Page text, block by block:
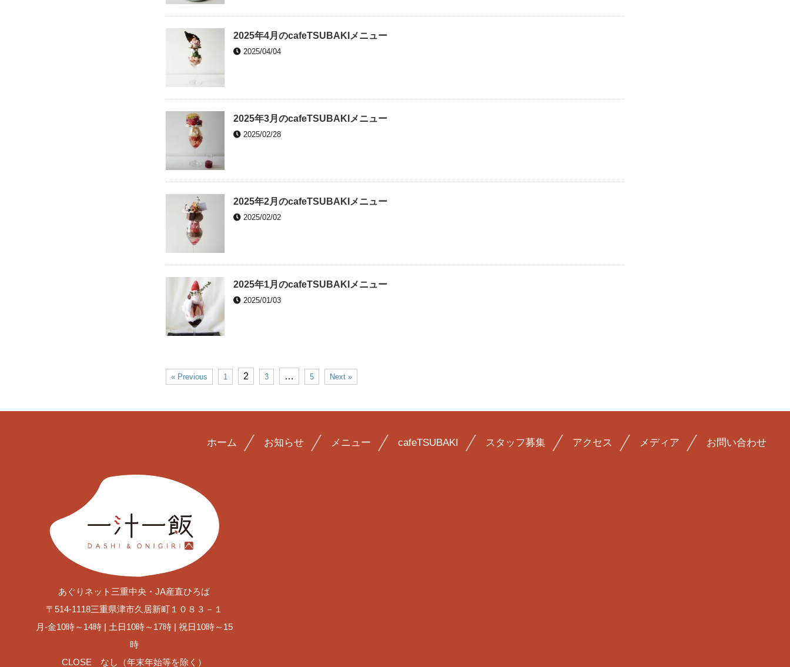
2025年4月のcafeTSUBAKIメニュー
2025/04/04
2025年3月のcafeTSUBAKIメニュー
2025/02/28
2025年2月のcafeTSUBAKIメニュー
2025/02/02
2025年1月のcafeTSUBAKIメニュー
2025/01/03
« Previous 1 2 3 … 5 Next »
ホーム お知らせ メニュー cafeTSUBAKI スタッフ募集 アクセス メディア お問い合わせ
あぐりネット三重中央・JA産直ひろば
〒514-1118三重県津市久居新町１０８３－１
月-金10時～14時 | 土日10時～17時 | 祝日10時～15
時
CLOSE なし（年末年始等を除く）